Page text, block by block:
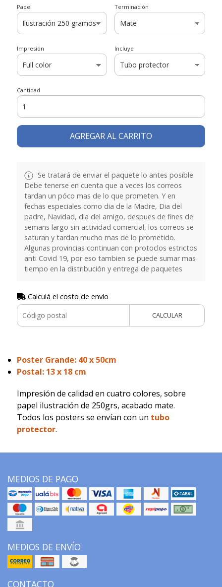
Papel Terminación
Impresión Incluye
Cantidad
AGREGAR AL CARRITO
Se tratará de enviar el paquete lo antes posible.
Debe tenerse en cuenta que a veces los correos
tardan un póco mas de lo que prometen. Y en
fechas especiales como dia de la Madre, Dia del
padre, Navidad, dia del amigo, despues de fines de
semans largo sin actividad comercial, los correos se
saturan y tardan mucho mas de lo prometido.
Algunas provincias continuan con protoclos estrictos
anti Covid 19, por eso tambien se puede sumar mas
tiempo en la distribución y entrega de paquetes
Calculá el costo de envío
CALCULAR
Poster Grande: 40 x 50cm
Postal: 13 x 18 cm
Impresión de calidad en cuatro colores, sobre
papel ilustración de 250grs, acabado mate.
Todos los posters se envían con un tubo
protector.
MEDIOS DE PAGO
MEDIOS DE ENVÍO
CONTACTO